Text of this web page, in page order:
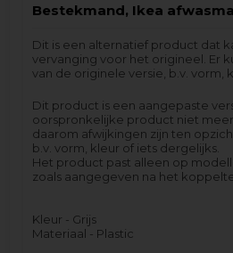
Bestekmand, Ikea
Dit is een alternatief product dat
vervanging voor het origineel. Er
van de originele versie, b.v. vorm,
Dit product is een aangepaste
oorspronkelijke product niet meer
daarom afwijkingen zijn ten
b.v. vorm, kleur of iets dergelijks.
Het product past alleen op
zoals aangegeven na het
Kleur - Grijs
Materiaal - Plastic